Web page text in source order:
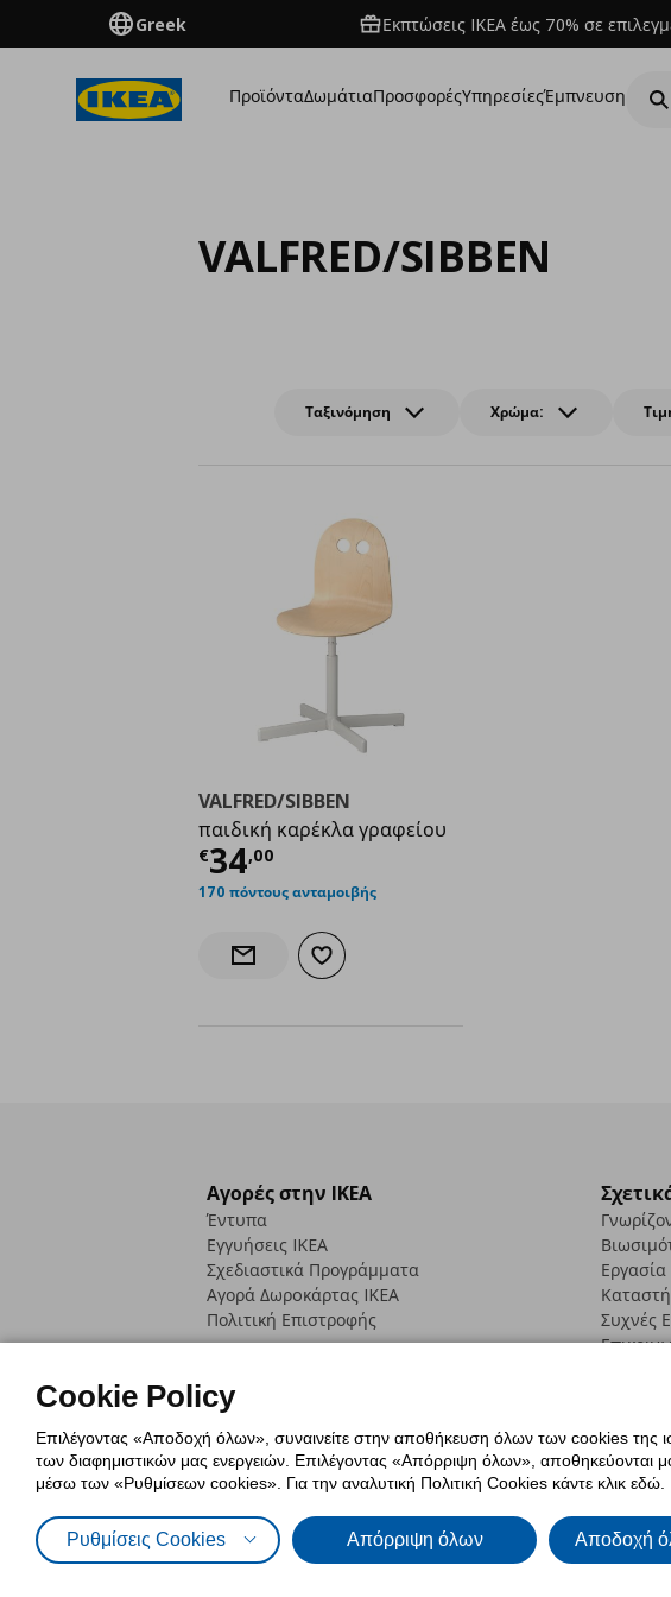
Greek Εκπτώσεις IKEA έως 70% σε
ΠροϊόνταΔωμάτιαΠροσφορέςΥπηρεσίεςΈμπνευση
VALFRED/SIBBEN
Ταξινόμηση Χρώμα:
VALFRED/SIBBEN
παιδική καρέκλα γραφείου
€34,00
Τρέχουσα τιμή
170 πόντους ανταμοιβής
Ενημέρωση διαθεσιμότητας
Προσθήκη στα αγαπημένα
Αγορές στην IKEA
Έντυπα
Εγγυήσεις IKEA
Σχεδιαστικά Προγράμματα
Αγορά Δωρoκάρτας IKEA
Πολιτική Επιστροφής
Συχνές
Πολιτική Cookies Δήλωση ψηφιακής προσβασιμότητας
Cookie Policy
Επιλέγοντας «Αποδοχή όλων», συναινείτε στην αποθήκευση όλων των cookies της
των διαφημιστικών μας ενεργειών. Επιλέγοντας «Απόρριψη όλων», αποθηκεύονται
μέσω των «Ρυθμίσεων cookies». Για την αναλυτική Πολιτική Cookies κάντε κλικ εδώ.
Ρυθμίσεις Cookies Απόρριψη όλων Αποδοχή